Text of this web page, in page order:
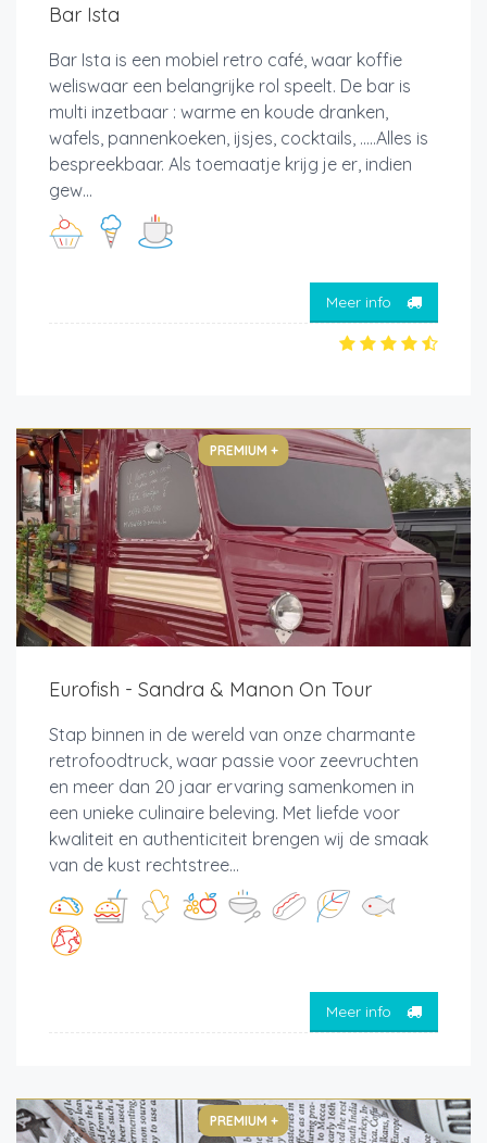
Bar Ista
Bar Ista is een mobiel retro café, waar koffie
weliswaar een belangrijke rol speelt. De bar is
multi inzetbaar : warme en koude dranken,
wafels, pannenkoeken, ijsjes, cocktails, .....Alles is
bespreekbaar. Als toemaatje krijg je er, indien
gew...
Meer info
PREMIUM +
Eurofish - Sandra & Manon On Tour
Stap binnen in de wereld van onze charmante
retrofoodtruck, waar passie voor zeevruchten
en meer dan 20 jaar ervaring samenkomen in
een unieke culinaire beleving. Met liefde voor
kwaliteit en authenticiteit brengen wij de smaak
van de kust rechtstree...
Meer info
PREMIUM +